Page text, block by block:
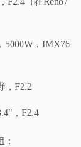
5000W，IMX76
，F2.2
，F2.4